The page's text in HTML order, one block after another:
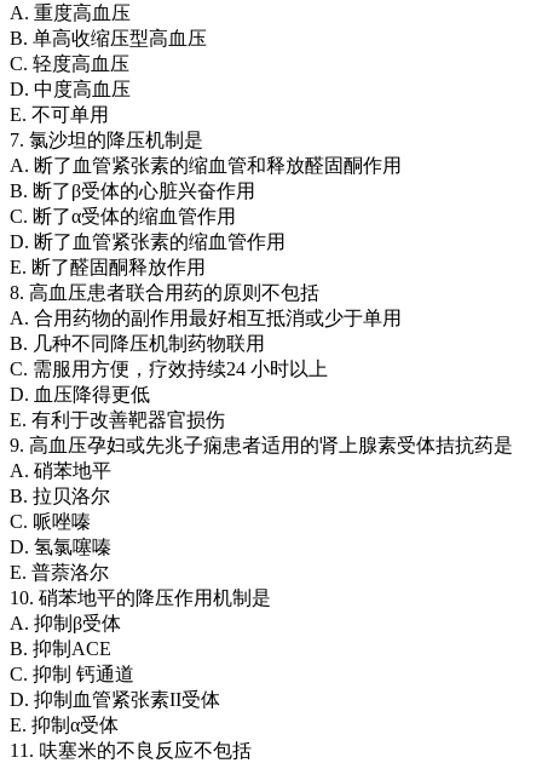
A. 重度高血压
B. 单高收缩压型高血压
C. 轻度高血压
D. 中度高血压
E. 不可单用
7. 氯沙坦的降压机制是
A. 断了血管紧张素的缩血管和释放醛固酮作用
B. 断了β受体的心脏兴奋作用
C. 断了α受体的缩血管作用
D. 断了血管紧张素的缩血管作用
E. 断了醛固酮释放作用
8. 高血压患者联合用药的原则不包括
A. 合用药物的副作用最好相互抵消或少于单用
B. 几种不同降压机制药物联用
C. 需服用方便，疗效持续24 小时以上
D. 血压降得更低
E. 有利于改善靶器官损伤
9. 高血压孕妇或先兆子痫患者适用的肾上腺素受体拮抗药是
A. 硝苯地平
B. 拉贝洛尔
C. 哌唑嗪
D. 氢氯噻嗪
E. 普萘洛尔
10. 硝苯地平的降压作用机制是
A. 抑制β受体
B. 抑制ACE
C. 抑制 钙通道
D. 抑制血管紧张素II受体
E. 抑制α受体
11. 呋塞米的不良反应不包括